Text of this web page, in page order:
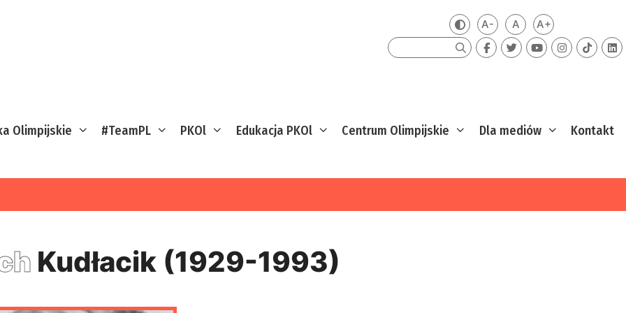
Zmień kontrast
A-Mniejsza czcionka
ADomyślna czcionka
A+Większa
Szukaj
Olimpijskie #TeamPL PKOl Edukacja PKOl Centrum Olimpijskie Dla mediów Kontakt
Kudłacik (1929-1993)